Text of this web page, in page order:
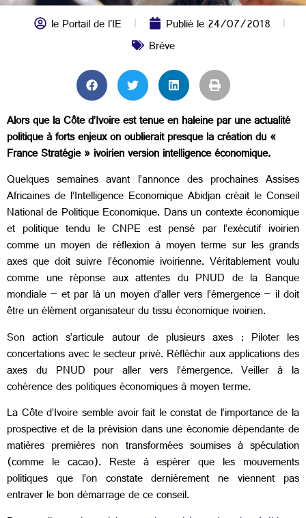
le Portail de l'IE Publié le24/07/2018
Brève
Alors que la Côte d’Ivoire est tenue en haleine par une actualité
politique à forts enjeux on oublierait presque la création du «
France Stratégie » ivoirien version intelligence économique.
Quelques semaines avant l’annonce des prochaines Assises
Africaines de l’Intelligence Economique Abidjan créait le Conseil
National de Politique Economique. Dans un contexte économique
et politique tendu le CNPE est pensé par l’exécutif ivoirien
comme un moyen de réflexion à moyen terme sur les grands
axes que doit suivre l’économie ivoirienne. Véritablement voulu
comme une réponse aux attentes du PNUD de la Banque
mondiale – et par là un moyen d’aller vers l’émergence – il doit
être un élément organisateur du tissu économique ivoirien.
Son action s’articule autour de plusieurs axes : Piloter les
concertations avec le secteur privé. Réfléchir aux applications des
axes du PNUD pour aller vers l’émergence. Veiller à la
cohérence des politiques économiques à moyen terme.
La Côte d’Ivoire semble avoir fait le constat de l’importance de la
prospective et de la prévision dans une économie dépendante de
matières premières non transformées soumises à spéculation
(comme le cacao). Reste à espérer que les mouvements
politiques que l’on constate dernièrement ne viennent pas
entraver le bon démarrage de ce conseil.